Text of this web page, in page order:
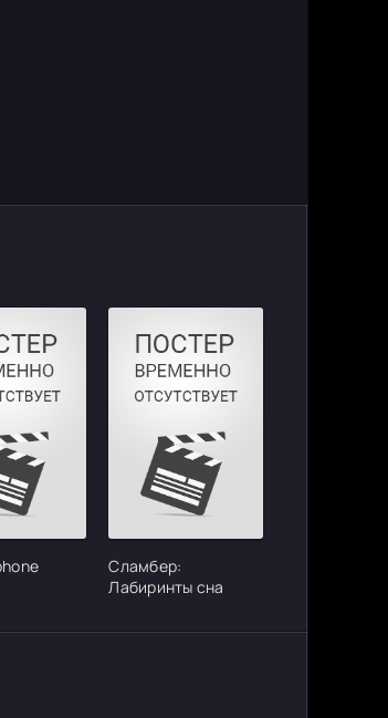
Сламбер:
Лабиринты сна